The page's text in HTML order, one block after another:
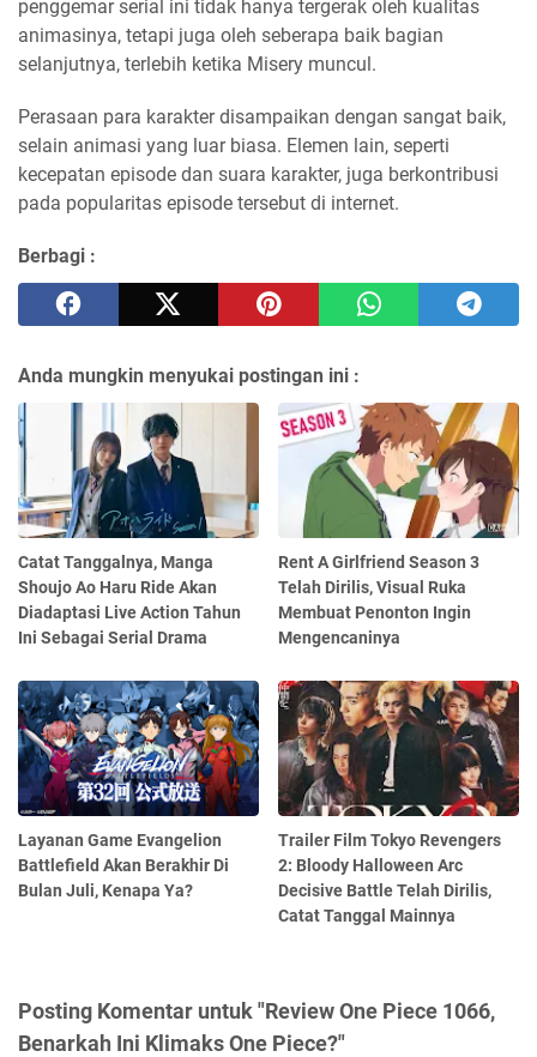
penggemar serial ini tidak hanya tergerak oleh kualitas
animasinya, tetapi juga oleh seberapa baik bagian
selanjutnya, terlebih ketika Misery muncul.
Perasaan para karakter disampaikan dengan sangat baik,
selain animasi yang luar biasa. Elemen lain, seperti
kecepatan episode dan suara karakter, juga berkontribusi
pada popularitas episode tersebut di internet.
Berbagi :
Anda mungkin menyukai postingan ini :
Catat Tanggalnya, Manga
Shoujo Ao Haru Ride Akan
Diadaptasi Live Action Tahun
Ini Sebagai Serial Drama
Rent A Girlfriend Season 3
Telah Dirilis, Visual Ruka
Membuat Penonton Ingin
Mengencaninya
Layanan Game Evangelion
Battlefield Akan Berakhir Di
Bulan Juli, Kenapa Ya?
Trailer Film Tokyo Revengers
2: Bloody Halloween Arc
Decisive Battle Telah Dirilis,
Catat Tanggal Mainnya
Posting Komentar untuk "Review One Piece 1066,
Benarkah Ini Klimaks One Piece?"